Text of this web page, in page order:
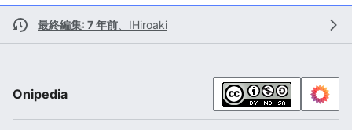
最終編集: 7 年前 IHiroaki
Onipedia